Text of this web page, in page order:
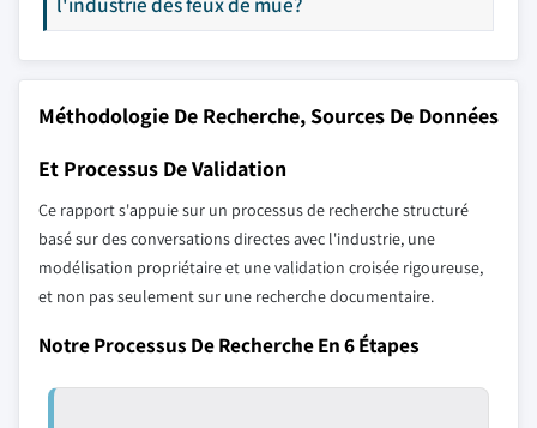
Méthodologie De Recherche, Sources De Données
Et Processus De Validation
Ce rapport s'appuie sur un processus de recherche structuré
basé sur des conversations directes avec l'industrie, une
modélisation propriétaire et une validation croisée rigoureuse,
et non pas seulement sur une recherche documentaire.
Notre Processus De Recherche En 6 Étapes